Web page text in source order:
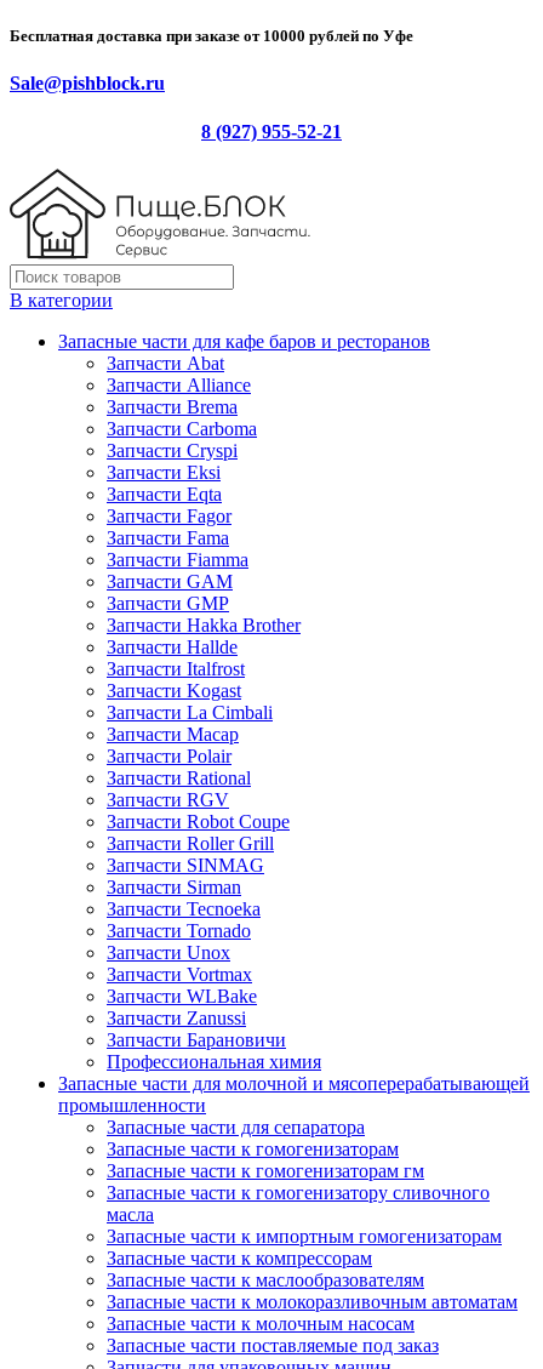
Бесплатная доставка при заказе от 10000 рублей по Уфе
Sale@pishblock.ru
8 (927) 955-52-21
В категории
Запасные части для кафе баров и ресторанов
Запчасти Abat
Запчасти Alliance
Запчасти Brema
Запчасти Carboma
Запчасти Cryspi
Запчасти Eksi
Запчасти Eqta
Запчасти Fagor
Запчасти Fama
Запчасти Fiamma
Запчасти GAM
Запчасти GMP
Запчасти Hakka Brother
Запчасти Hallde
Запчасти Italfrost
Запчасти Kogast
Запчасти La Cimbali
Запчасти Macap
Запчасти Polair
Запчасти Rational
Запчасти RGV
Запчасти Robot Coupe
Запчасти Roller Grill
Запчасти SINMAG
Запчасти Sirman
Запчасти Tecnoeka
Запчасти Tornado
Запчасти Unox
Запчасти Vortmax
Запчасти WLBake
Запчасти Zanussi
Запчасти Барановичи
Профессиональная химия
Запасные части для молочной и мясоперерабатывающей
промышленности
Запасные части для сепаратора
Запасные части к гомогенизаторам
Запасные части к гомогенизаторам гм
Запасные части к гомогенизатору сливочного
масла
Запасные части к импортным гомогенизаторам
Запасные части к компрессорам
Запасные части к маслообразователям
Запасные части к молокоразливочным автоматам
Запасные части к молочным насосам
Запасные части поставляемые под заказ